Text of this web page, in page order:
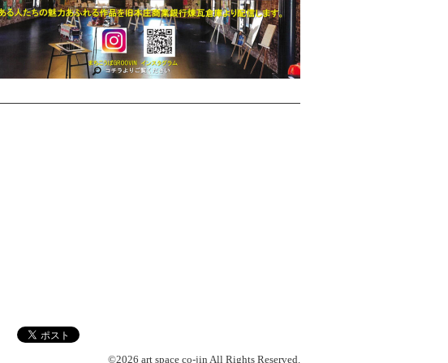
©2026 art space co-jin All Rights Reserved.